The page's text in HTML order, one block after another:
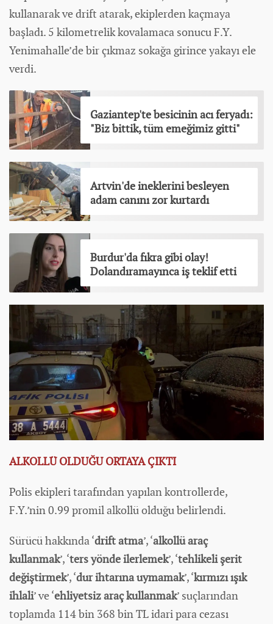
kullanarak ve drift atarak, ekiplerden kaçmaya
başladı. 5 kilometrelik kovalamaca sonucu F.Y.
Yenimahalle’de bir çıkmaz sokağa girince yakayı ele
verdi.
Gaziantep'te besicinin acı feryadı:
"Biz bittik, tüm emeğimiz gitti"
Artvin'de ineklerini besleyen
adam canını zor kurtardı
Burdur'da fıkra gibi olay!
Dolandıramayınca iş teklif etti
ALKOLLÜ OLDUĞU ORTAYA ÇIKTI
Polis ekipleri tarafından yapılan kontrollerde,
F.Y.’nin 0.99 promil alkollü olduğu belirlendi.
Sürücü hakkında ‘drift atma’, ‘alkollü araç
kullanmak’, ‘ters yönde ilerlemek’, ‘tehlikeli şerit
değiştirmek’, ‘dur ihtarına uymamak’, ‘kırmızı ışık
ihlali’ ve ‘ehliyetsiz araç kullanmak’ suçlarından
toplamda 114 bin 368 bin TL idari para cezası